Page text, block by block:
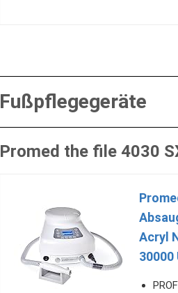
Fußpflegegeräte
Promed the file 4030
Acryl
30000